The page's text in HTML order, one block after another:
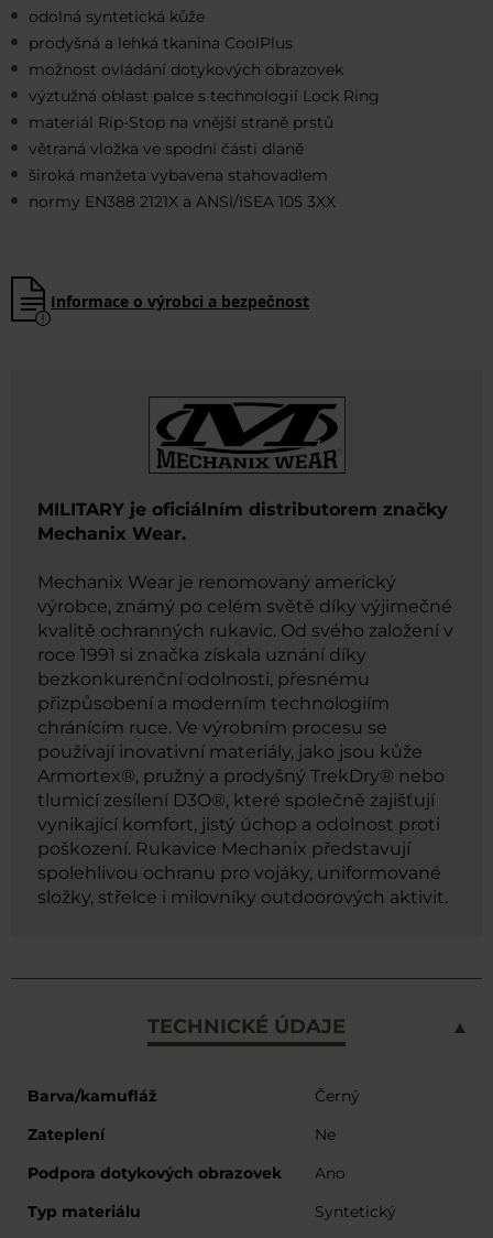
odolná syntetická kůže
prodyšná a lehká tkanina CoolPlus
možnost ovládání dotykových obrazovek
výztužná oblast palce s technologií Lock Ring
materiál Rip-Stop na vnější straně prstů
větraná vložka ve spodní části dlaně
široká manžeta vybavena stahovadlem
normy EN388 2121X a ANSI/ISEA 105 3XX
Informace o výrobci a bezpečnost
MILITARY je oficiálním distributorem značky
Mechanix Wear.
Mechanix Wear je renomovaný americký
výrobce, známý po celém světě díky výjimečné
kvalitě ochranných rukavic. Od svého založení v
roce 1991 si značka získala uznání díky
bezkonkurenční odolnosti, přesnému
přizpůsobení a moderním technologiím
chránícím ruce. Ve výrobním procesu se
používají inovativní materiály, jako jsou kůže
Armortex®, pružný a prodyšný TrekDry® nebo
tlumicí zesílení D3O®, které společně zajišťují
vynikající komfort, jistý úchop a odolnost proti
poškození. Rukavice Mechanix představují
spolehlivou ochranu pro vojáky, uniformované
složky, střelce i milovníky outdoorových aktivit.
TECHNICKÉ ÚDAJE
Více
Barva/kamufláž
Černý
Zateplení
Ne
Podpora dotykových obrazovek
Ano
Typ materiálu
Syntetický